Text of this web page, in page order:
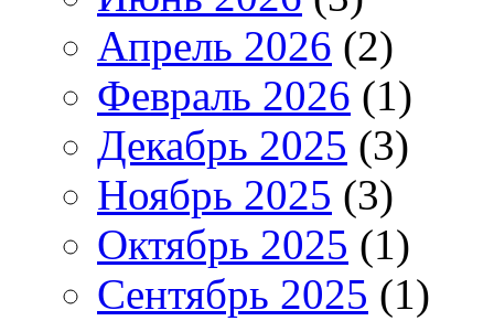
Апрель 2026 (2)
Февраль 2026 (1)
Декабрь 2025 (3)
Ноябрь 2025 (3)
Октябрь 2025 (1)
Сентябрь 2025 (1)